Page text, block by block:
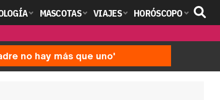
MASCOTAS VIAJES HORÓSCOPO
no hay más que uno'